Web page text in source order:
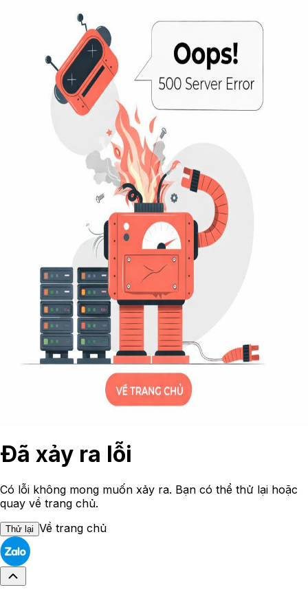
Đã xảy ra lỗi
Có lỗi không mong muốn xảy ra. Bạn có thể thử lại hoặc
quay về trang chủ.
Thử lại Về trang chủ